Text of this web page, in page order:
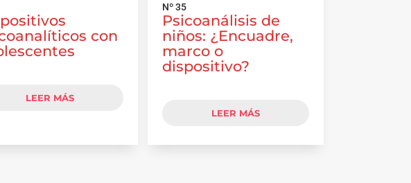
con
LEER MÁS
Nº 35
Psicoanálisis de
niños: ¿Encuadre,
marco o
dispositivo?
LEER MÁS